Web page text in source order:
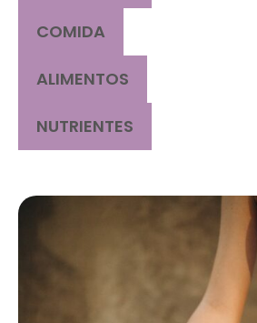
COMIDA
ALIMENTOS
NUTRIENTES